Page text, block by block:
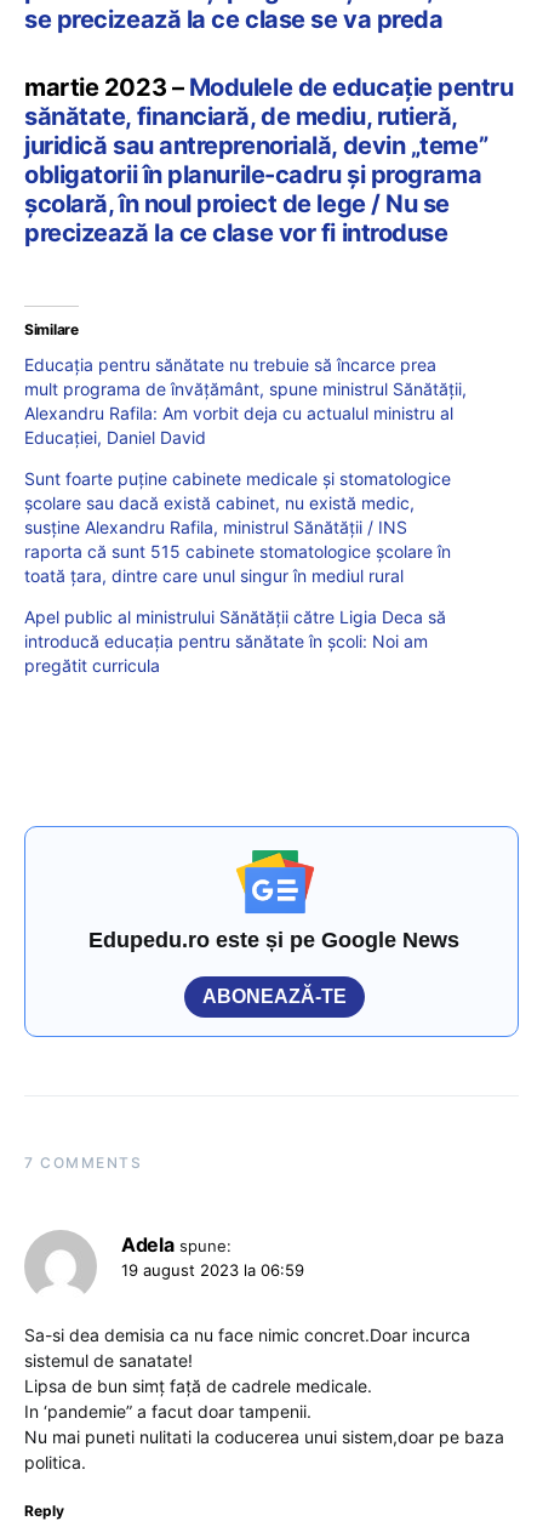
se precizează la ce clase se va preda
martie 2023 – Modulele de educație pentru
sănătate, financiară, de mediu, rutieră,
juridică sau antreprenorială, devin „teme”
obligatorii în planurile-cadru și programa
școlară, în noul proiect de lege / Nu se
precizează la ce clase vor fi introduse
Similare
Educația pentru sănătate nu trebuie să încarce prea
mult programa de învățământ, spune ministrul Sănătății,
Alexandru Rafila: Am vorbit deja cu actualul ministru al
Educației, Daniel David
Sunt foarte puține cabinete medicale și stomatologice
școlare sau dacă există cabinet, nu există medic,
susține Alexandru Rafila, ministrul Sănătății / INS
raporta că sunt 515 cabinete stomatologice școlare în
toată țara, dintre care unul singur în mediul rural
Apel public al ministrului Sănătății către Ligia Deca să
introducă educația pentru sănătate în școli: Noi am
pregătit curricula
Edupedu.ro este și pe Google News
ABONEAZĂ-TE
7 COMMENTS
Adela spune:
19 august 2023 la 06:59
Sa-si dea demisia ca nu face nimic concret.Doar incurca
sistemul de sanatate!
Lipsa de bun simț față de cadrele medicale.
In ‘pandemie” a facut doar tampenii.
Nu mai puneti nulitati la coducerea unui sistem,doar pe baza
politica.
Reply